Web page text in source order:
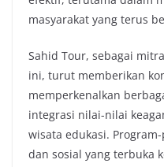
masyarakat yang terus
Sahid Tour, sebagai
ini, turut memberikan
memperkenalkan
integrasi nilai-nilai
wisata edukasi.
dan sosial yang terbuka